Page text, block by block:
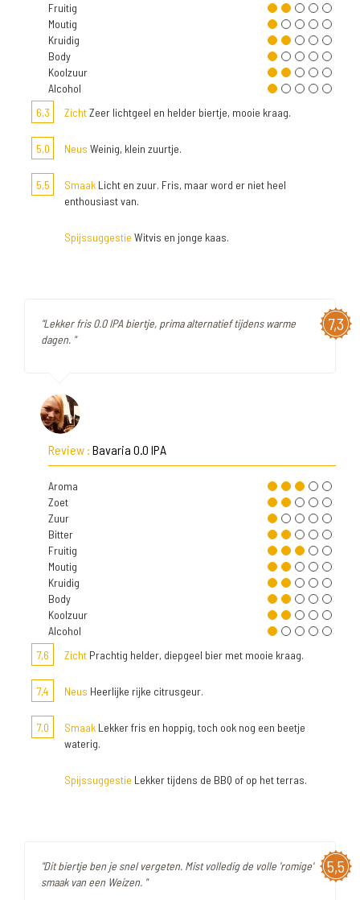
Fruitig
Moutig
Kruidig
Body
Koolzuur
Alcohol
6,3
ZichtZeer lichtgeel en helder biertje, mooie kraag.
5,0 Neus Weinig, klein zuurtje.
5,5 Smaak Licht en zuur. Fris, maar word er niet heel
enthousiast van.
Spijssuggestie Witvis en jonge kaas.
7,3
"Lekker fris 0.0 IPA biertje, prima alternatief tijdens warme
dagen. "
Review : Bavaria 0.0 IPA
Aroma
Zoet
Zuur
Bitter
Fruitig
Moutig
Kruidig
Body
Koolzuur
Alcohol
7,6
Zicht Prachtig helder, diepgeel bier met mooie kraag.
7,4 Neus Heerlijke rijke citrusgeur.
7,0 Smaak Lekker fris en hoppig, toch ook nog een beetje
waterig.
Spijssuggestie Lekker tijdens de BBQ of op het terras.
5,5
"Dit biertje ben je snel vergeten. Mist volledig de volle 'romige'
smaak van een Weizen. "